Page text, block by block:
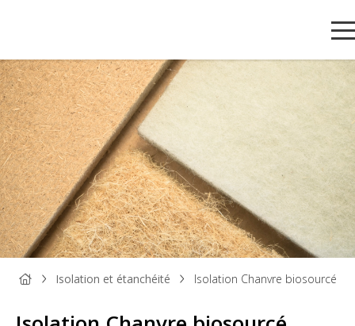
PANNEAU
PANNEAU
PARQUET
BOIS DE
Isolation et étanchéité Isolation Chanvre biosourcé